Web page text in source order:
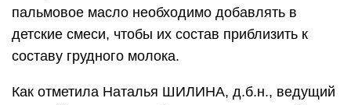
пальмовое масло необходимо добавлять в
детские смеси, чтобы их состав приблизить к
составу грудного молока.
Как отметила Наталья ШИЛИНА, д.б.н., ведущий